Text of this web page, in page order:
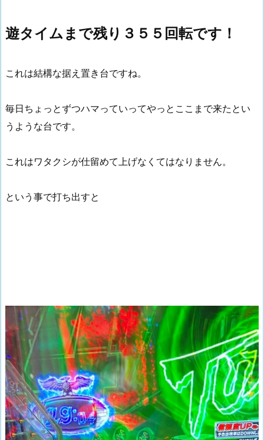
遊タイムまで残り３５５回転です！
これは結構な据え置き台ですね。
毎日ちょっとずつハマっていってやっとここまで来たとい
うような台です。
これはワタクシが仕留めて上げなくてはなりません。
という事で打ち出すと